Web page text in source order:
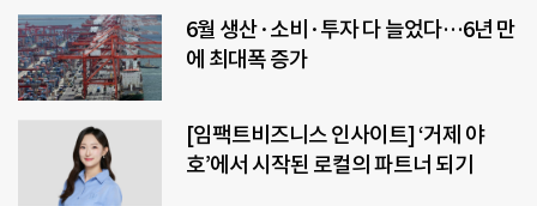
6월 생산·소비·투자 다 늘었다…6년 만
에 최대폭 증가
[임팩트비즈니스 인사이트] ‘거제 야
호’에서 시작된 로컬의 파트너 되기